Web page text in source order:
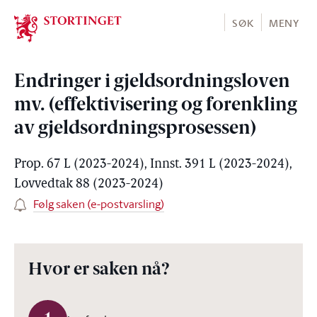
Stortinget.no
SØK MENY
Endringer i gjeldsordningsloven
mv. (effektivisering og forenkling
av gjeldsordningsprosessen)
Prop. 67 L (2023-2024), Innst. 391 L (2023-2024),
Lovvedtak 88 (2023-2024)
Følg saken (e-postvarsling)
Hvor er saken nå?